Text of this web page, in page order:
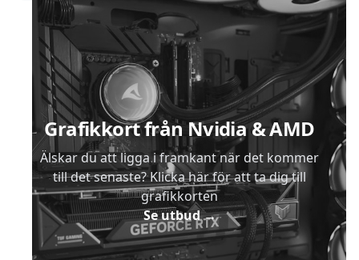
Grafikkort från Nvidia & AMD
Älskar du att ligga i framkant när det kommer
till det senaste? Klicka här för att ta dig till
grafikkorten
Se utbud→